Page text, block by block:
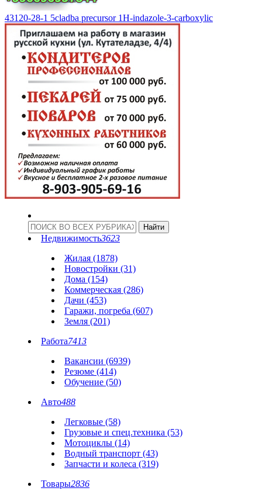
43120-28-1 5cladba precursor 1H-indazole-3-carboxylic
Недвижимость3623
Жилая (1878)
Новостройки (31)
Дома (154)
Коммерческая (286)
Дачи (453)
Гаражи, погреба (607)
Земля (201)
Работа7413
Вакансии (6939)
Резюме (414)
Обучение (50)
Авто488
Легковые (58)
Грузовые и спец.техника (53)
Мотоциклы (14)
Водный транспорт (43)
Запчасти и колеса (319)
Товары2836